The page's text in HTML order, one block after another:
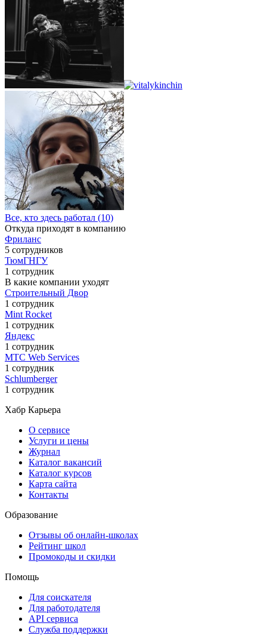
Все, кто здесь работал (10)
Откуда приходят в компанию
Фриланс
5 сотрудников
ТюмГНГУ
1 сотрудник
В какие компании уходят
Строительный Двор
1 сотрудник
Mint Rocket
1 сотрудник
Яндекс
1 сотрудник
МТС Web Services
1 сотрудник
Schlumberger
1 сотрудник
Хабр Карьера
О сервисе
Услуги и цены
Журнал
Каталог вакансий
Каталог курсов
Карта сайта
Контакты
Образование
Отзывы об онлайн-школах
Рейтинг школ
Промокоды и скидки
Помощь
Для соискателя
Для работодателя
API сервиса
Служба поддержки